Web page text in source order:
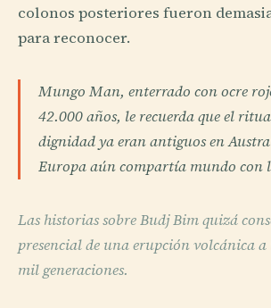
colonos posteriores fueron
para reconocer.
Mungo Man, enterrado con ocre
42.000 años, le recuerda que el
dignidad ya eran antiguos en
Europa aún compartía mundo con
Las historias sobre Budj Bim quizá
presencial de una erupción volcánica
mil generaciones.